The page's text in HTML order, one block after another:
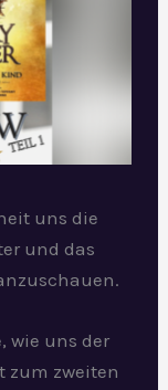
uns die
und das
wie uns der
zum zweiten